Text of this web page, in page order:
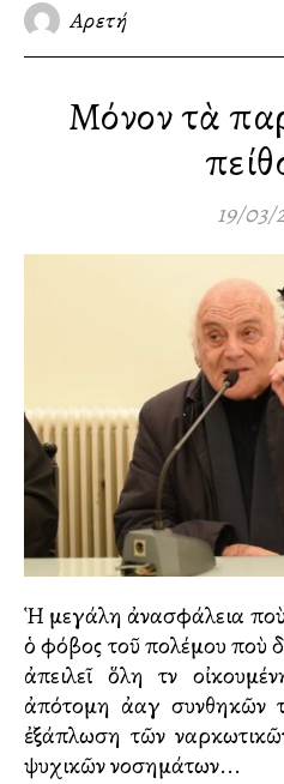
Αρετή
Μόνον τὰ
19/03/
Ἡ μεγάλη ἀνασφάλεια ποὺ συγκλονίζει τὸν κόσμο,
ὁ φόβος τοῦ πολέμου ποὺ
ἀπειλεῖ ὅλη τὴν
ἀπότομη ἀλλαγὴ
ἐξάπλωση τῶν
ψυχικῶν νοσημάτων...